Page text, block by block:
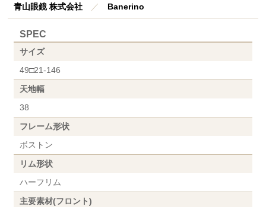
青山眼鏡 株式会社 ／ Banerino
SPEC
サイズ
49□21-146
天地幅
38
フレーム形状
ボストン
リム形状
ハーフリム
主要素材(フロント)